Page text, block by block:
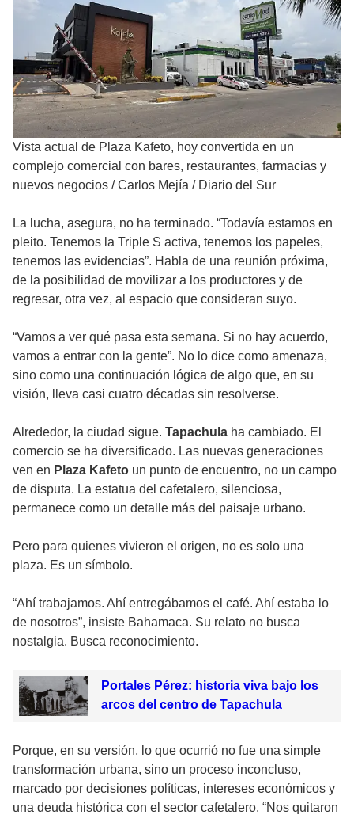
Vista actual de Plaza Kafeto, hoy convertida en un
complejo comercial con bares, restaurantes, farmacias y
nuevos negocios / Carlos Mejía / Diario del Sur
La lucha, asegura, no ha terminado. “Todavía estamos en
pleito. Tenemos la Triple S activa, tenemos los papeles,
tenemos las evidencias”. Habla de una reunión próxima,
de la posibilidad de movilizar a los productores y de
regresar, otra vez, al espacio que consideran suyo.
“Vamos a ver qué pasa esta semana. Si no hay acuerdo,
vamos a entrar con la gente”. No lo dice como amenaza,
sino como una continuación lógica de algo que, en su
visión, lleva casi cuatro décadas sin resolverse.
Alrededor, la ciudad sigue. Tapachula ha cambiado. El
comercio se ha diversificado. Las nuevas generaciones
ven en Plaza Kafeto un punto de encuentro, no un campo
de disputa. La estatua del cafetalero, silenciosa,
permanece como un detalle más del paisaje urbano.
Pero para quienes vivieron el origen, no es solo una
plaza. Es un símbolo.
“Ahí trabajamos. Ahí entregábamos el café. Ahí estaba lo
de nosotros”, insiste Bahamaca. Su relato no busca
nostalgia. Busca reconocimiento.
Portales Pérez: historia viva bajo los
arcos del centro de Tapachula
Porque, en su versión, lo que ocurrió no fue una simple
transformación urbana, sino un proceso inconcluso,
marcado por decisiones políticas, intereses económicos y
una deuda histórica con el sector cafetalero. “Nos quitaron